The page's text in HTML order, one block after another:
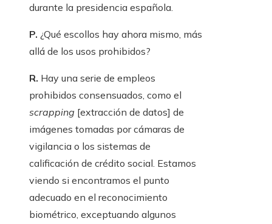
durante la presidencia española.
P. ¿Qué escollos hay ahora mismo, más
allá de los usos prohibidos?
R. Hay una serie de empleos
prohibidos consensuados, como el
scrapping [extracción de datos] de
imágenes tomadas por cámaras de
vigilancia o los sistemas de
calificación de crédito social. Estamos
viendo si encontramos el punto
adecuado en el reconocimiento
biométrico, exceptuando algunos